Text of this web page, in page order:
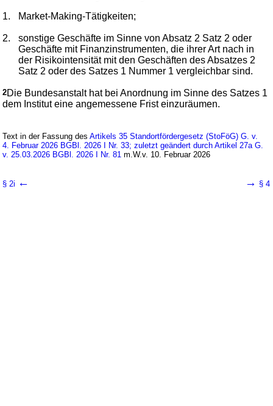
1. Market-Making-Tätigkeiten;
2.
sonstige Geschäfte im Sinne von Absatz 2 Satz 2 oder
Geschäfte mit Finanzinstrumenten, die ihrer Art nach in
der Risikointensität mit den Geschäften des Absatzes 2
Satz 2 oder des Satzes 1 Nummer 1 vergleichbar sind.
2Die Bundesanstalt hat bei Anordnung im Sinne des Satzes 1
dem Institut eine angemessene Frist einzuräumen.
Text in der Fassung desArtikels 35 Standortfördergesetz (StoFöG) G. v.
4. Februar 2026 BGBl. 2026 I Nr. 33; zuletzt geändert durch Artikel 27a G.
v. 25.03.2026 BGBl. 2026 I Nr. 81 m.W.v. 10. Februar 2026
§ 2i ← → § 4